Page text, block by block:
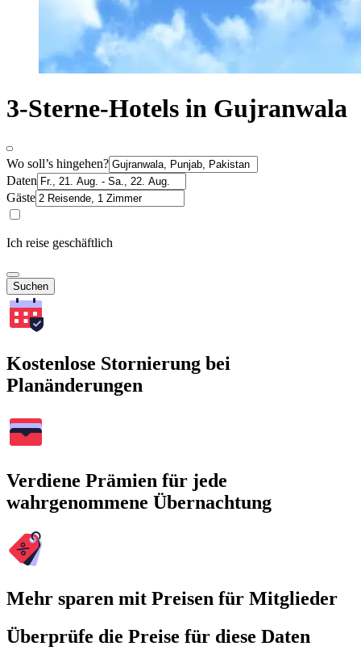
3-Sterne-Hotels in Gujranwala
Wo soll’s hingehen?
Daten
Gäste
Ich reise geschäftlich
Suchen
Kostenlose Stornierung bei
Planänderungen
Verdiene Prämien für jede
wahrgenommene Übernachtung
Mehr sparen mit Preisen für Mitglieder
Überprüfe die Preise für diese Daten